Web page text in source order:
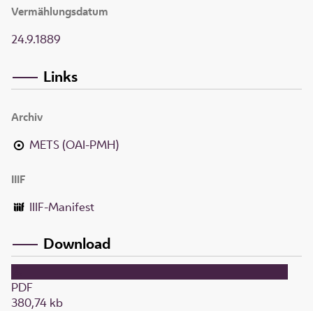
Vermählungsdatum
24.9.1889
Links
Archiv
METS (OAI-PMH)
IIIF
IIIF-Manifest
Download
PDF
380,74 kb